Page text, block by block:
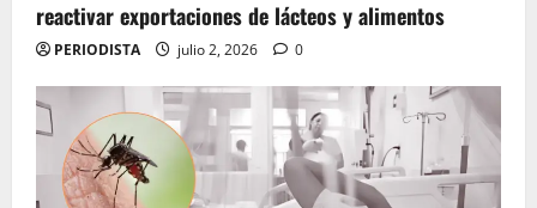
reactivar exportaciones de lácteos y alimentos
PERIODISTA julio 2, 2026 0